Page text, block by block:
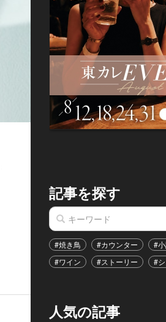
記事を探す
#焼き鳥 #カウンター #
#ワイン
#ストーリー #
人気の記事